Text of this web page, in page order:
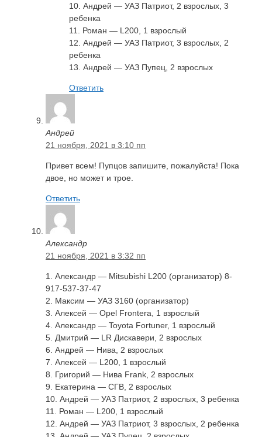
10. Андрей — УАЗ Патриот, 2 взрослых, 3
ребенка
11. Роман — L200, 1 взрослый
12. Андрей — УАЗ Патриот, 3 взрослых, 2
ребенка
13. Андрей — УАЗ Пупец, 2 взрослых
Ответить
Андрей
21 ноября, 2021 в 3:10 пп
Привет всем! Пупцов запишите, пожалуйста! Пока
двое, но может и трое.
Ответить
Александр
21 ноября, 2021 в 3:32 пп
1. Александр — Mitsubishi L200 (организатор) 8-
917-537-37-47
2. Максим — УАЗ 3160 (организатор)
3. Алексей — Opel Frontera, 1 взрослый
4. Александр — Toyota Fortuner, 1 взрослый
5. Дмитрий — LR Дискавери, 2 взрослых
6. Андрей — Нива, 2 взрослых
7. Алексей — L200, 1 взрослый
8. Григорий — Нива Frank, 2 взрослых
9. Екатерина — CГВ, 2 взрослых
10. Андрей — УАЗ Патриот, 2 взрослых, 3 ребенка
11. Роман — L200, 1 взрослый
12. Андрей — УАЗ Патриот, 3 взрослых, 2 ребенка